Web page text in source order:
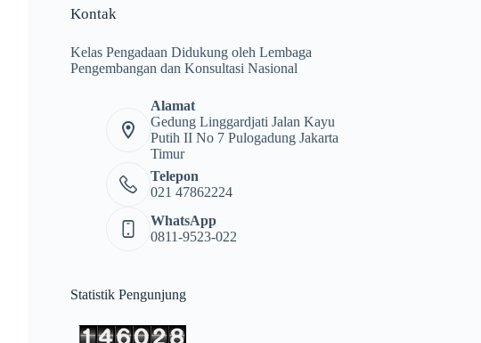
Kontak
Kelas Pengadaan Didukung oleh Lembaga
Pengembangan dan Konsultasi Nasional
Alamat
Gedung Linggardjati Jalan Kayu
Putih II No 7 Pulogadung Jakarta
Timur
Telepon
021 47862224
WhatsApp
0811-9523-022
Statistik Pengunjung